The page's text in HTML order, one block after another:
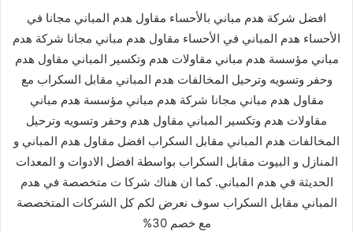
افضل شركة هدم مباني بالأحساء مقاول هدم المباني مجانا في
الأحساء هدم المباني في الأحساء مقاول هدم مباني مجانا شركة هدم
مباني مؤسسة هدم مباني مقاولات هدم وتكسير المباني مقاول هدم
وحفر وتسويه وترحيل المخالفات هدم المباني مقابل السكراب مع
مقاول هدم مباني مجانا شركة هدم مباني مؤسسة هدم مباني
مقاولات هدم وتكسير المباني مقاول هدم وحفر وتسويه وترحيل
المخالفات هدم المباني مقابل السكراب افضل مقاول هدم المباني و
المنازل و البيوت مقابل السكراب بواسطة افضل الادوات و المعدات
الحديثة في هدم المباني. كما ان هناك شركا ت متخصصة في هدم
المباني مقابل السكراب سوف نعرض لكم كل الشركات المتخصصة
مع خصم 30%